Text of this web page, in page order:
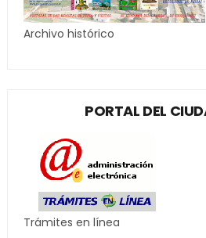
Archivo histórico
PORTAL DEL
Trámites en línea